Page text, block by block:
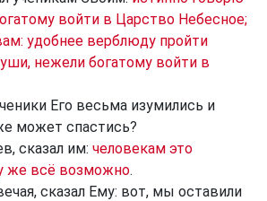
войти в Царство Небесное;
удобнее верблюду пройти
нежели богатому войти в
Его весьма изумились и
может спастись?
сказал им: человекам это
же всё возможно.
сказал Ему: вот, мы оставили